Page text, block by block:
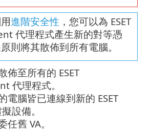
進階安全性 ，您可以為 ESET
代理程式產生新的對等憑
則將其散佈到所有電腦。
佈至所有的 ESET
代理程式。
電腦皆已連線到新的 ESET
設備。
舊 VA。